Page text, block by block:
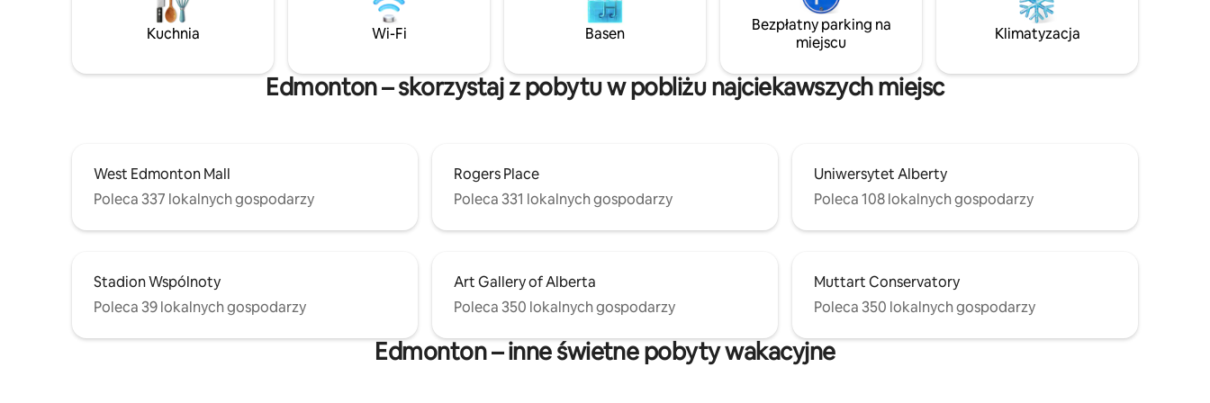
i centrum handlowego West Edmonton
wypoczynek – zarezerwuj teraz, aby
wrażenia. Twoja miejska oaza jest
Bezpłatna kawa ✔ Bezpłatne szampony
✔ Żaluzje na każdym oknie
niezapomniane wrażenia.
i koncerty, a także najlepsze restauracje,
kluby nocne i całe centrum miasta.
Kuchnia Wi-Fi Basen
Bezpłatny parking na
miejscu
Klimatyzacja
Edmonton – skorzystaj z pobytu w pobliżu najciekawszych miejsc
West Edmonton Mall
Poleca 337 lokalnych gospodarzy
Rogers Place
Poleca 331 lokalnych gospodarzy
Uniwersytet Alberty
Poleca 108 lokalnych gospodarzy
Stadion Wspólnoty
Poleca 39 lokalnych gospodarzy
Art Gallery of Alberta
Poleca 350 lokalnych gospodarzy
Muttart Conservatory
Poleca 350 lokalnych gospodarzy
Edmonton – inne świetne pobyty wakacyjne